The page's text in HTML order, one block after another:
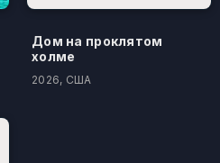
Дом на проклятом
холме
2026, США